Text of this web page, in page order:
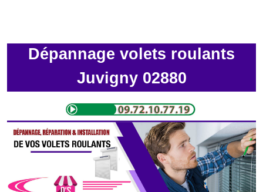
Dépannage volets roulants
Juvigny 02880